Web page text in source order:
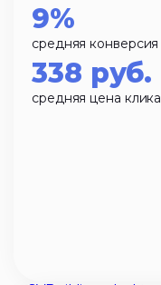
9%
средняя конверсия
338 руб.
средняя цена клика